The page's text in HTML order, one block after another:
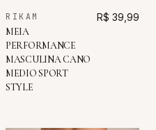
RIKAM
MEIA
PERFORMANCE
MASCULINA CANO
MEDIO SPORT
STYLE
R$ 39,99